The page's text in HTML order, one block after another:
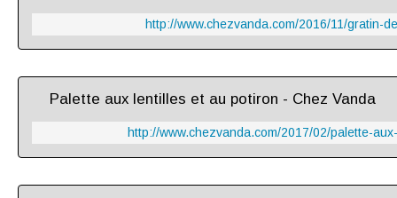
http://www.chezvanda.com/2016/11/gratin-
Palette aux lentilles et au potiron - Chez Vanda
http://www.chezvanda.com/2017/02/palette-